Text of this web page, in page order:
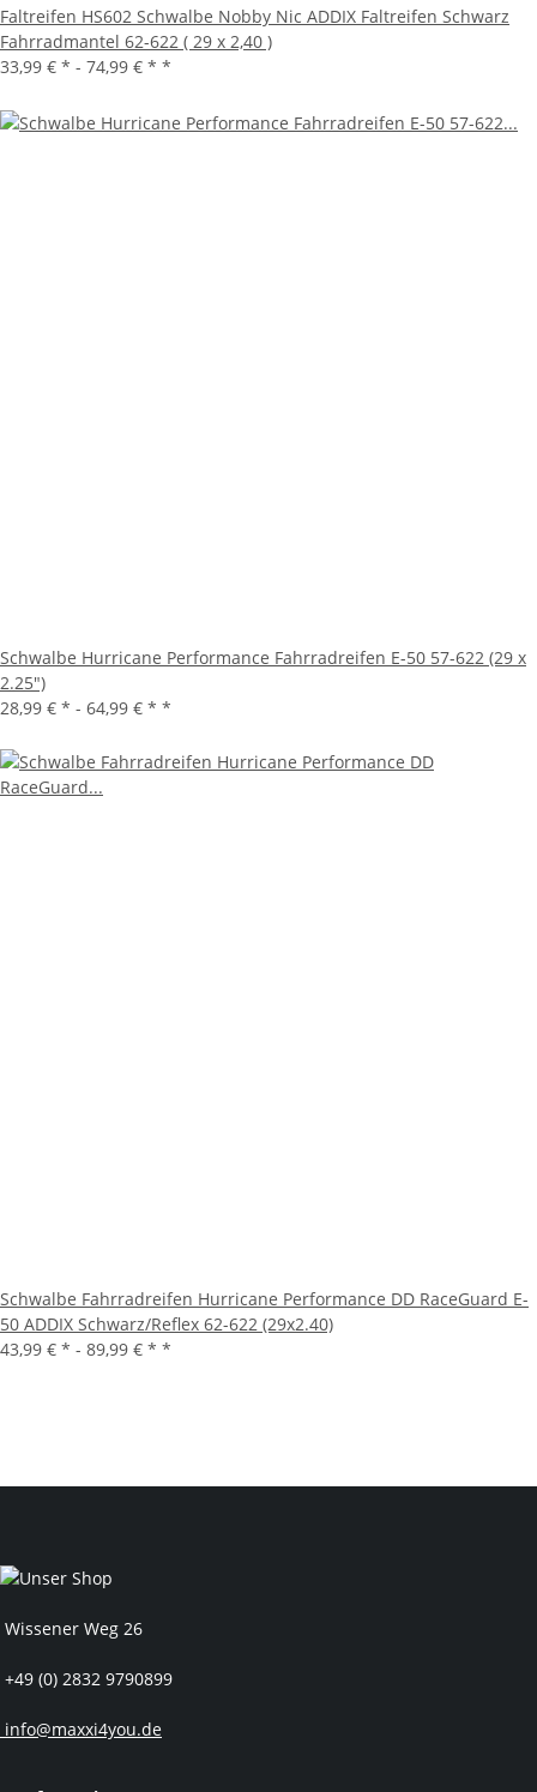
Faltreifen HS602 Schwalbe Nobby Nic ADDIX Faltreifen Schwarz
Fahrradmantel 62-622 ( 29 x 2,40 )
33,99 € * - 74,99 € * *
Schwalbe Hurricane Performance Fahrradreifen E-50 57-622 (29 x
2.25")
28,99 € * - 64,99 € * *
Schwalbe Fahrradreifen Hurricane Performance DD RaceGuard E-
50 ADDIX Schwarz/Reflex 62-622 (29x2.40)
43,99 € * - 89,99 € * *
Wissener Weg 26
+49 (0) 2832 9790899
info@maxxi4you.de